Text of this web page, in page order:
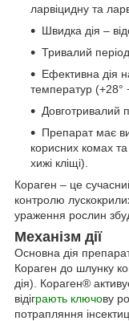
ларвіцидну та
Швидка дія –
Тривалий період
Ефективна дія
температур (+28°
Довготривалий
Препарат має
корисних комах
хижі кліщі).
Кораген – це
контролю
ураження рослин
Механізм дії
Основна дія
Кораген до шлунку
дія). Кораген®
відіграють ключову
потрапляння